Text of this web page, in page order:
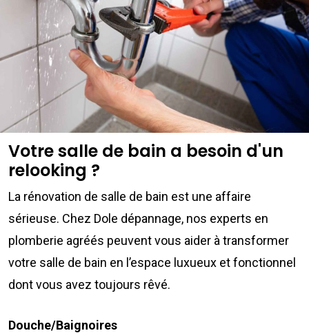
Votre salle de bain a besoin d'un
relooking ?
La rénovation de salle de bain est une affaire
sérieuse. Chez Dole dépannage, nos experts en
plomberie agréés peuvent vous aider à transformer
votre salle de bain en l’espace luxueux et fonctionnel
dont vous avez toujours rêvé.
Douche/Baignoires